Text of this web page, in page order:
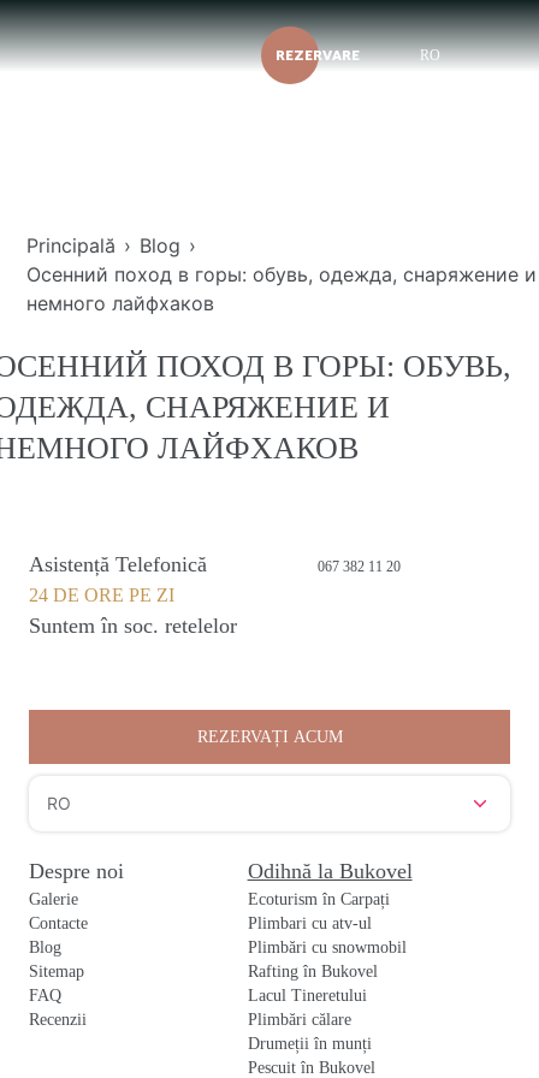
REZERVARE RO
Principală › Blog ›
Осенний поход в горы: обувь, одежда, снаряжение и
немного лайфхаков
ПОХОД В ГОРЫ: ОБУВЬ,
СНАРЯЖЕНИЕ И
ЛАЙФХАКОВ
Asistență Telefonică
24 DE ORE PE ZI
067 382 11 20
Suntem în soc. retelelor
REZERVAȚI ACUM
RO
Despre noi
Galerie
Contacte
Blog
Sitemap
FAQ
Recenzii
Odihnă la Bukovel
Ecoturism în Carpați
Plimbari cu atv-ul
Plimbări cu snowmobil
Rafting în Bukovel
Lacul Tineretului
Plimbări călare
Drumeții în munți
Pescuit în Bukovel